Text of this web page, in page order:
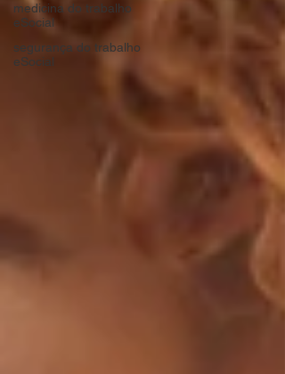
medicina do trabalho
eSocial
segurança do trabalho
eSocial